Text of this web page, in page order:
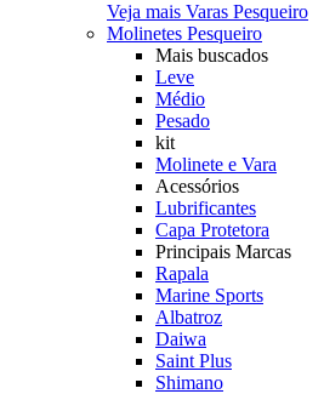
Veja mais Varas Pesqueiro
Molinetes Pesqueiro
Mais buscados
Leve
Médio
Pesado
kit
Molinete e Vara
Acessórios
Lubrificantes
Capa Protetora
Principais Marcas
Rapala
Marine Sports
Albatroz
Daiwa
Saint Plus
Shimano